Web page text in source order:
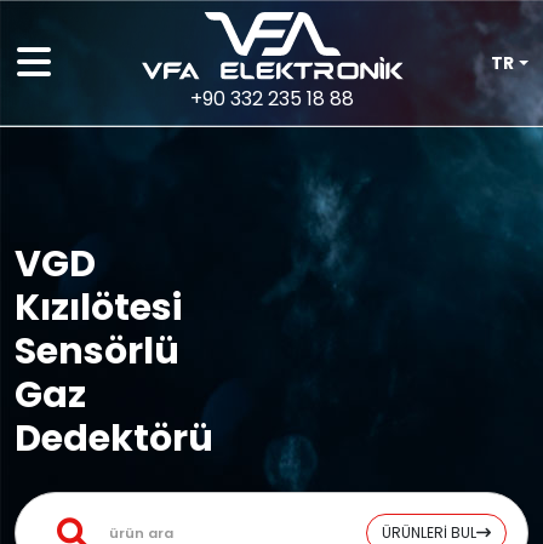
+90 332 235 18 88
TR
VGD
Kızılötesi
Sensörlü
Gaz
Dedektörü
ÜRÜNLERİ BUL